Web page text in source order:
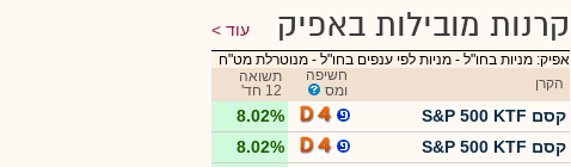
קרנות מובילות באפיק עוד
אפיק: מניות בחו"ל - מניות לפי ענפים בחו"ל - מנוטרלת מט"ח
הקרן
חשיפה
ומס
תשואה
12 חד'
קסם S&P 500 KTF
8.02%
קסם S&P 500 KTF
8.02%